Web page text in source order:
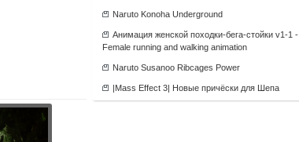
Naruto Konoha Underground
Анимация женской походки-бега-стойки v1-1 -
Female running and walking animation
Naruto Susanoo Ribcages Power
|Mass Effect 3| Новые причёски для Шепа